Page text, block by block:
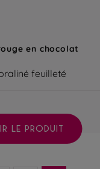
en chocolat
feuilleté
LE PRODUIT